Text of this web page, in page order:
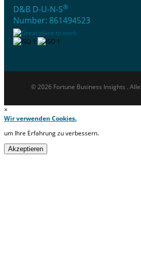
D&B D-U-N-S®
Number: 861494523
© 2026 Fortune Business Insights .
×
Wir verwenden Cookies.
um Ihre Erfahrung zu verbessern.
Akzeptieren